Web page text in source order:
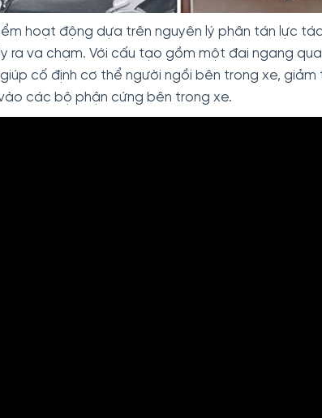
hoạt động dựa trên nguyên lý phân tán lực
ra va chạm. Với cấu tạo gồm một đai ngang
cố định cơ thể người ngồi bên trong xe, giảm
các bộ phận cứng bên trong xe.